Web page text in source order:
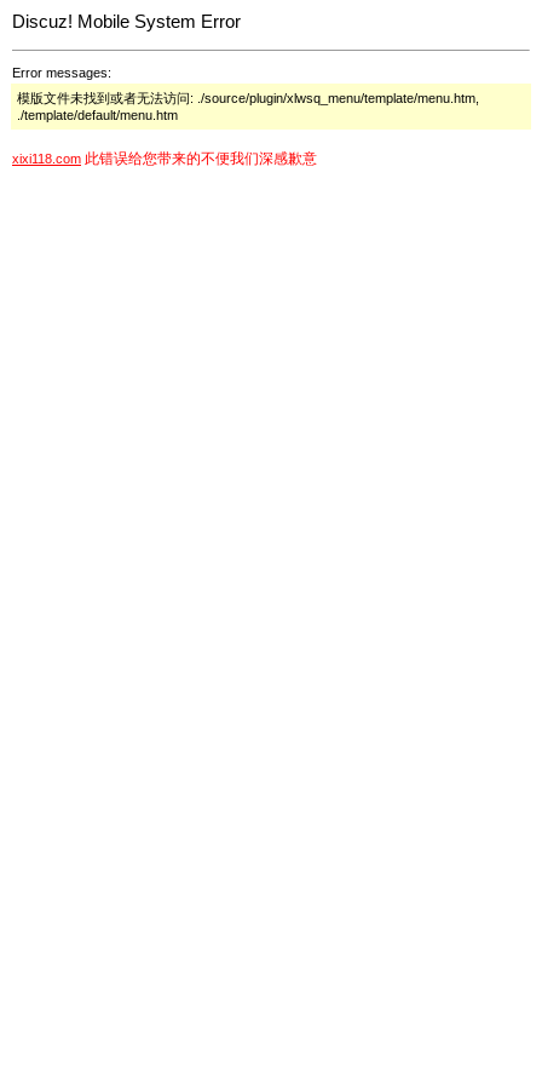
Discuz! Mobile System Error
Error messages:
模版文件未找到或者无法访问: ./source/plugin/xlwsq_menu/template/menu.htm,
./template/default/menu.htm
xixi118.com 此错误给您带来的不便我们深感歉意